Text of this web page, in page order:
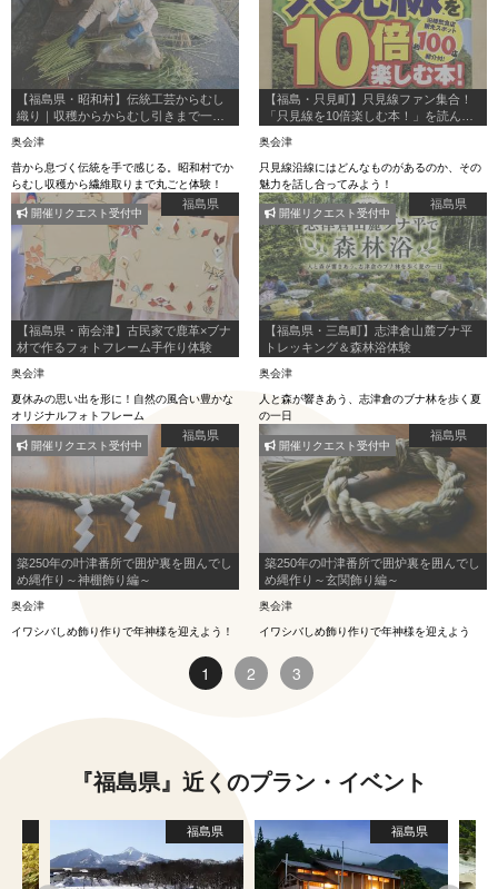
【福島県・昭和村】伝統工芸からむし
織り｜収穫からからむし引きまで一日
奥会津
昔から息づく伝統を手で感じる。昭和村でか
らむし収穫から繊維取りまで丸ごと体験！
【福島・只見町】只見線ファン集合！
「只見線を10倍楽しむ本！」を読んで
奥会津
只見線沿線にはどんなものがあるのか、その
魅力を話し合ってみよう！
福島県
【福島県・南会津】古民家で鹿革×ブナ
材で作るフォトフレーム手作り体験
奥会津
夏休みの思い出を形に！自然の風合い豊かな
オリジナルフォトフレーム
開催リクエスト受付中
福島県
【福島県・三島町】志津倉山麓ブナ平
トレッキング＆森林浴体験
奥会津
人と森が響きあう、志津倉のブナ林を歩く夏
の一日
開催リクエスト受付中
福島県
築250年の叶津番所で囲炉裏を囲んでし
め縄作り～神棚飾り編～
奥会津
イワシバしめ飾り作りで年神様を迎えよう！
開催リクエスト受付中
福島県
築250年の叶津番所で囲炉裏を囲んでし
め縄作り～玄関飾り編～
奥会津
イワシバしめ飾り作りで年神様を迎えよう
開催リクエスト受付中
1 2 3
『福島県』近くのプラン・イベント
福島県 福島県